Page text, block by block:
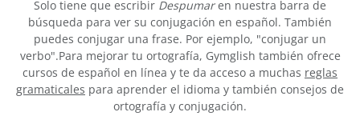
Solo tiene que escribir Despumaren nuestra barra de
búsqueda para ver su conjugación en español. También
puedes conjugar una frase. Por ejemplo, "conjugar un
verbo".Para mejorar tu ortografía, Gymglish también ofrece
cursos de español en línea y te da acceso a muchas reglas
gramaticales para aprender el idioma y también consejos de
ortografía y conjugación.